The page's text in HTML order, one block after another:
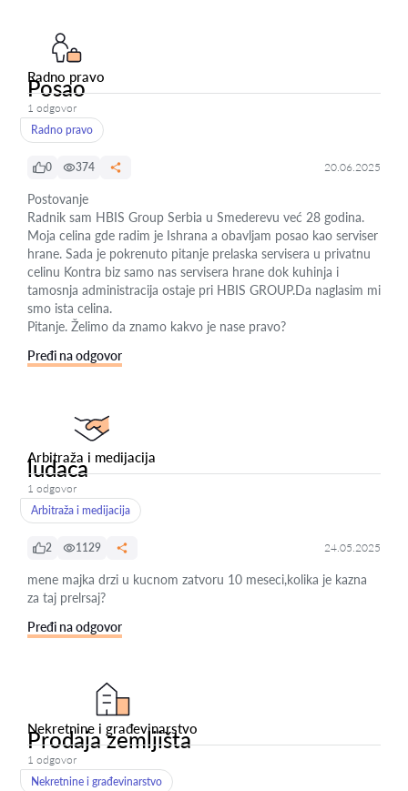
Radno pravo
Posao
1 odgovor
Radno pravo
0 374 20.06.2025
Postovanje
Radnik sam HBIS Group Serbia u Smederevu već 28 godina.
Moja celina gde radim je Ishrana a obavljam posao kao serviser
hrane. Sada je pokrenuto pitanje prelaska servisera u privatnu
celinu Kontra biz samo nas servisera hrane dok kuhinja i
tamosnja administracija ostaje pri HBIS GROUP.Da naglasim mi
smo ista celina.
Pitanje. Želimo da znamo kakvo je nase pravo?
Pređi na odgovor
Arbitraža i medijacija
ludaca
1 odgovor
Arbitraža i medijacija
2 1129 24.05.2025
mene majka drzi u kucnom zatvoru 10 meseci,kolika je kazna
za taj prelrsaj?
Pređi na odgovor
Nekretnine i građevinarstvo
Prodaja zemljišta
1 odgovor
Nekretnine i građevinarstvo